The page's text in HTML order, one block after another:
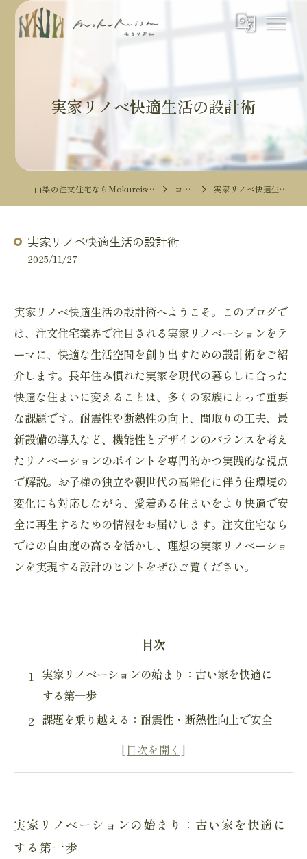
実家リノベ快適生活の設計術
山梨の注文住宅ならMokureismモクリズム コラム 実家リノベ快適生活の設計術
実家リノベ快適生活の設計術
2025/11/27
実家リノベ快適生活の設計術へようこそ。このブログで
は、注文住宅業界で注目される実家リノベーションをテ
ーマに、快適な生活空間を創り出すための設計術をご紹
介します。長年住み慣れた実家を現代の暮らしに合った
快適な住まいに変えることは、多くの家族にとって重要
な課題です。耐震性や断熱性の向上、間取りの工夫、最
新設備の導入など、機能性とデザインのバランスを考え
たリノベーションのポイントを専門的かつ実践的な視点
で解説。お子様の独立や親世代の高齢化に伴う住環境の
変化にも対応しながら、愛着ある住まいをより快適で安
全に再生するための情報をお届けします。注文住宅なら
ではの自由度の高さを活かし、理想の実家リノベーショ
ンを実現する設計のヒントをぜひご覧ください。
目次
実家リノベーションの始まり：古い家を快適に
する第一歩
課題を乗り越える：耐震性・断熱性向上で安全
に
実家リノベーションの始まり：古い家を快適に
する第一歩